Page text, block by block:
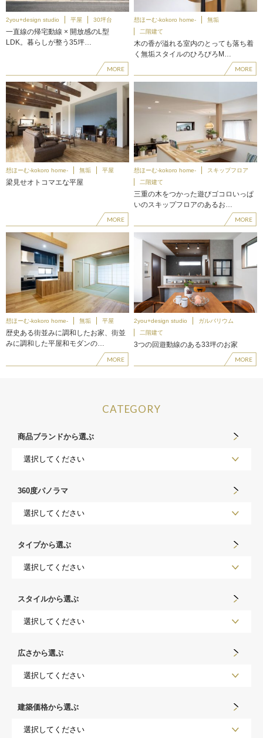
2you+design studio 平屋 30坪台
一直線の帰宅動線 × 開放感のL型
LDK。暮らしが整う35坪…
MORE
想ほーむ-kokoro home-
無垢
二階建て
木の香が溢れる室内のとっても落ち着
く無垢スタイルのひろびろM…
MORE
想ほーむ-kokoro home- 無垢 平屋
梁見せオトコマエな平屋
MORE
想ほーむ-kokoro home-
スキップフロア
二階建て
三重の木をつかった遊びゴコロいっぱ
いのスキップフロアのあるお…
MORE
想ほーむ-kokoro home- 無垢 平屋
歴史ある街並みに調和したお家、街並
みに調和した平屋和モダンの…
MORE
2you+design studio
ガルバリウム
二階建て
3つの回遊動線のある33坪のお家
MORE
CATEGORY
商品ブランドから選ぶ
360度パノラマ
タイプから選ぶ
スタイルから選ぶ
広さから選ぶ
建築価格から選ぶ